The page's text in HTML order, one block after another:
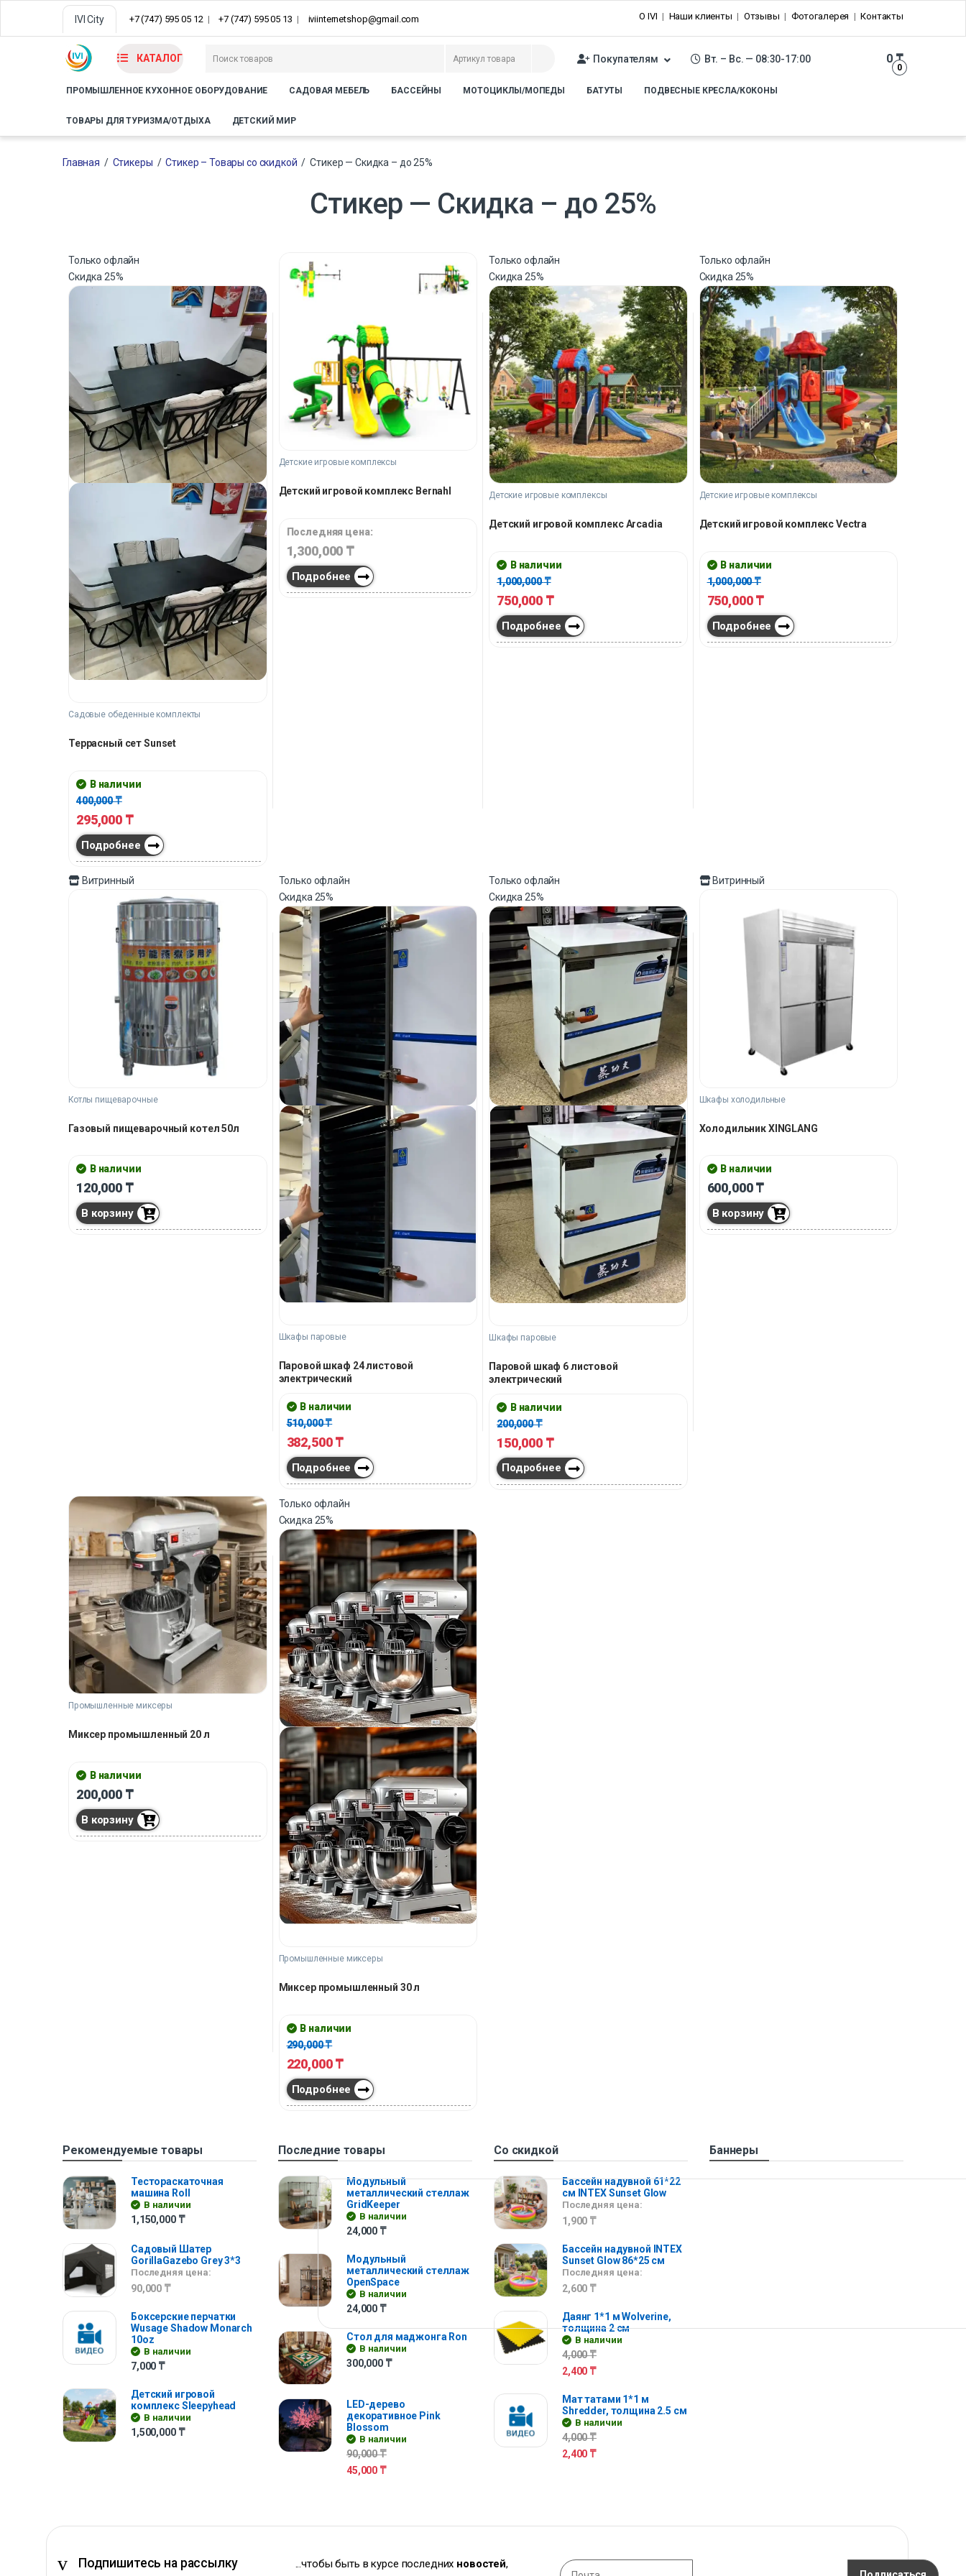
IVI City +7 (747) 595 05 12 +7 (747) 595 05 13 iviinternetshop@gmail.com О IVI Наши клиенты Отзывы Фотогалерея Контакты
КАТАЛОГ Покупателям Вт. – Вс. — 08:30-17:00
0
0₸
ПРОМЫШЛЕННОЕ КУХОННОЕ ОБОРУДОВАНИЕ САДОВАЯ МЕБЕЛЬ БАССЕЙНЫ МОТОЦИКЛЫ/МОПЕДЫ БАТУТЫ ПОДВЕСНЫЕ КРЕСЛА/КОКОНЫ
ТОВАРЫ ДЛЯ ТУРИЗМА/ОТДЫХА ДЕТСКИЙ МИР
Главная / Стикеры / Стикер – Товары со скидкой / Стикер — Скидка – до 25%
Стикер — Скидка – до 25%
Только офлайн
Скидка 25%
Садовые обеденные комплекты
Террасный сет Sunset
В наличии
400,000₸
295,000 ₸
Подробнее
Детские игровые комплексы
Детский игровой комплекс Bernahl
Последняя цена:
1,300,000 ₸
Подробнее
Только офлайн
Скидка 25%
Детские игровые комплексы
Детский игровой комплекс Arcadia
В наличии
1,000,000₸
750,000 ₸
Подробнее
Только офлайн
Скидка 25%
Детские игровые комплексы
Детский игровой комплекс Vectra
В наличии
1,000,000₸
750,000₸
Подробнее
Витринный
Котлы пищеварочные
Газовый пищеварочный котел 50л
В наличии
120,000 ₸
В корзину
Только офлайн
Скидка 25%
Шкафы паровые
Паровой шкаф 24 листовой
электрический
В наличии
510,000₸
382,500₸
Подробнее
Только офлайн
Скидка 25%
Шкафы паровые
Паровой шкаф 6 листовой
электрический
В наличии
200,000₸
150,000 ₸
Подробнее
Витринный
Шкафы холодильные
Холодильник XINGLANG
В наличии
600,000₸
В корзину
Промышленные миксеры
Миксер промышленный 20 л
В наличии
200,000 ₸
В корзину
Только офлайн
Скидка 25%
Промышленные миксеры
Миксер промышленный 30 л
В наличии
290,000₸
220,000₸
Подробнее
Рекомендуемые товары
Тестораскаточная
машина Roll
В наличии
1,150,000 ₸
Садовый Шатер
GorillaGazebo Grey 3*3
Последняя цена:
90,000 ₸
Боксерские перчатки
Wusage Shadow Monarch
10oz
В наличии
7,000 ₸
Детский игровой
комплекс Sleepyhead
В наличии
1,500,000 ₸
Последние товары
Модульный
металлический стеллаж
GridKeeper
В наличии
24,000 ₸
Модульный
металлический стеллаж
OpenSpace
В наличии
24,000 ₸
Стол для маджонга Ron
В наличии
300,000 ₸
LED-дерево
декоративное Pink
Blossom
В наличии
90,000₸
45,000 ₸
Со скидкой
Бассейн надувной 61*22
см INTEX Sunset Glow
Последняя цена:
1,900 ₸
Бассейн надувной INTEX
Sunset Glow 86*25 см
Последняя цена:
2,600 ₸
Даянг 1*1 м Wolverine,
толщина 2 см
В наличии
4,000₸
2,400 ₸
Мат татами 1*1 м
Shredder, толщина 2.5 см
В наличии
4,000₸
2,400 ₸
Баннеры
Подпишитесь на рассылку ...чтобы быть в курсе последних новостей,